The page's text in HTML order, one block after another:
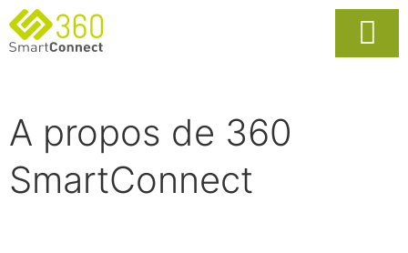
A propos de 360
SmartConnect